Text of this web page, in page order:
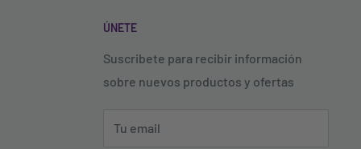
ÚNETE
Suscribete para recibir información
sobre nuevos productos y ofertas
Tu email